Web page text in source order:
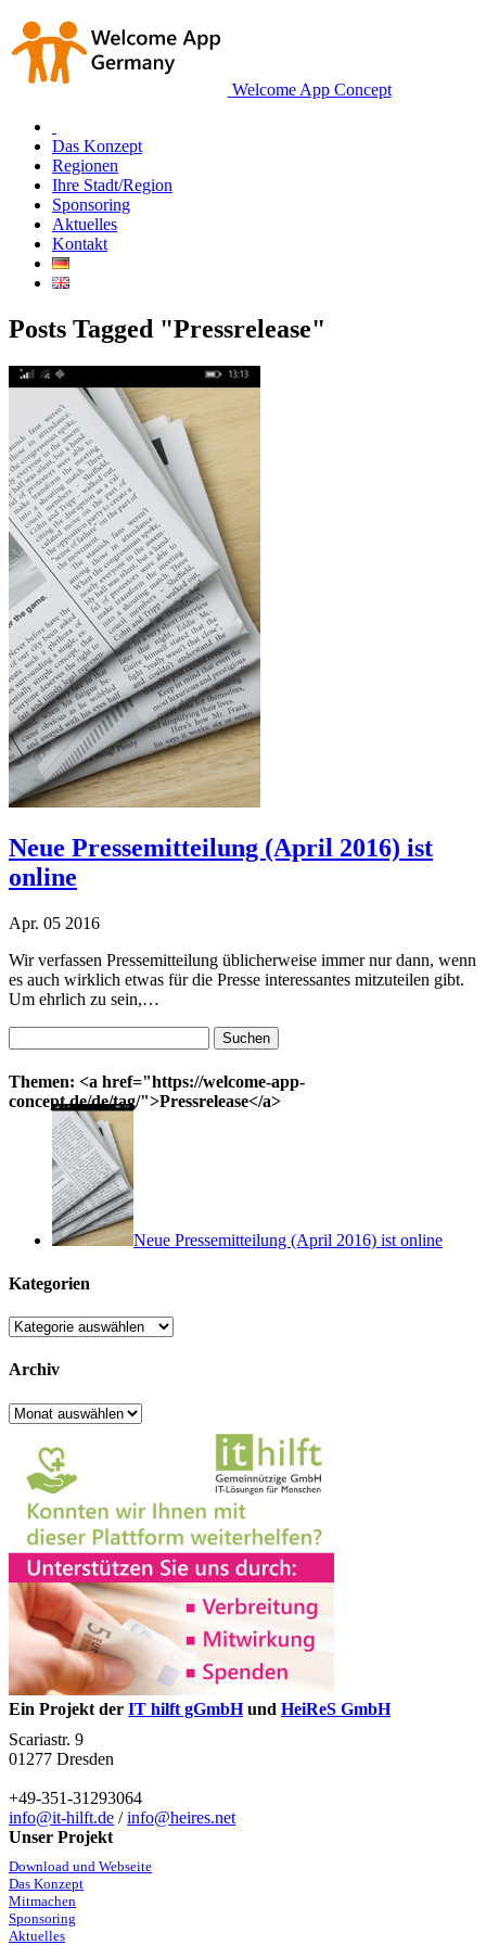
Welcome App Concept
Das Konzept
Regionen
Ihre Stadt/Region
Sponsoring
Aktuelles
Kontakt
Posts Tagged "Pressrelease"
Neue Pressemitteilung (April 2016) ist
online
Apr. 05 2016
Wir verfassen Pressemitteilung üblicherweise immer nur dann, wenn
es auch wirklich etwas für die Presse interessantes mitzuteilen gibt.
Um ehrlich zu sein,…
nach:
Themen: <a href="https://welcome-app-
concept.de/de/tag/">Pressrelease</a>
Neue Pressemitteilung (April 2016) ist online
Kategorien
Kategorien
Archiv
Archiv
Ein Projekt der IT hilft gGmbHund HeiReS GmbH
Scariastr. 9
01277 Dresden
+49-351-31293064
info@it-hilft.de /info@heires.net
Unser Projekt
Download und Webseite
Das Konzept
Mitmachen
Sponsoring
Aktuelles